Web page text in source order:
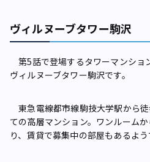
ヴィルヌーブタワー駒沢
第5話で登場するタワーマンショ
ヴィルヌーブタワー駒沢です。
東急電線都市線駒技大学駅から
ての高層マンション。ワンルーム
り、賃貸で募集中の部屋もあるよう